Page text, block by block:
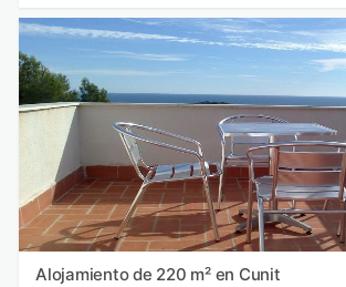
Alojamiento de 220 m² en Cunit